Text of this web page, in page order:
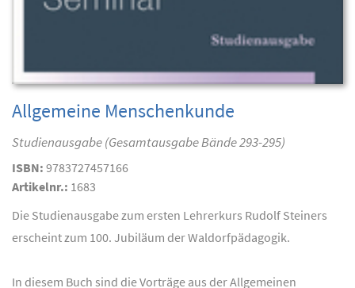
Allgemeine Menschenkunde
Studienausgabe (Gesamtausgabe Bände 293-295)
ISBN: 9783727457166
Artikelnr.: 1683
Die Studienausgabe zum ersten Lehrerkurs Rudolf Steiners
erscheint zum 100. Jubiläum der Waldorfpädagogik.
In diesem Buch sind die Vorträge aus der Allgemeinen